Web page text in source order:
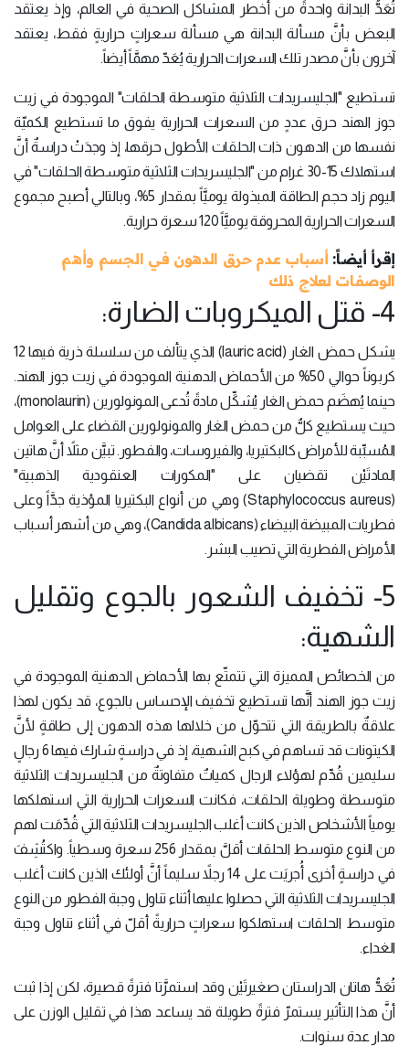
تُعَدُّ البدانة واحدةً من أخطر المشاكل الصحية في العالم، وإذ يعتقد
البعض بأنَّ مسألة البدانة هي مسألة سعراتٍ حراريةٍ فقط، يعتقد
آخرون بأنَّ مصدر تلك السعرات الحرارية يُعَدّ مهمَّاً أيضاً.
تستطيع "الجليسريدات الثلاثية متوسطة الحلقات" الموجودة في زيت
جوز الهند حرق عددٍ من السعرات الحرارية يفوق ما تستطيع الكميّة
نفسها من الدهون ذات الحلقات الأطول حرقها، إذ وجدَتْ دراسةٌ أنَّ
استهلاك 15-30 غرام من "الجليسريدات الثلاثية متوسطة الحلقات" في
اليوم زاد حجم الطاقة المبذولة يوميَّاً بمقدار 5%، وبالتالي أصبح مجموع
السعرات الحرارية المحروقة يوميَّاً 120 سعرة حرارية.
إقرأ أيضاً: أسباب عدم حرق الدهون في الجسم وأهم
الوصفات لعلاج ذلك
4- قتل الميكروبات الضارة:
يشكل حمض الغار (lauric acid) الذي يتألف من سلسلة ذرية فيها 12
كربوناً حوالي 50% من الأحماض الدهنية الموجودة في زيت جوز الهند.
حينما يُهضَم حمض الغار يُشكِّل مادةً تُدعى المونولورين (monolaurin)،
حيث يستطيع كلٌّ من حمض الغار والمونولورين القضاء على العوامل
المُسبِّبة للأمراض كالبكتيريا، والفيروسات، والفطور. تبيَّن مثلاً أنَّ هاتين
المادتَيْن تقضيان على "المكورات العنقودية الذهبية"
(Staphylococcus aureus) وهي من أنواع البكتيريا المؤذية جدَّاً وعلى
فطريات المبيضة البيضاء (Candida albicans)، وهي من أشهر أسباب
الأمراض الفطرية التي تصيب البشر.
5- تخفيف الشعور بالجوع وتقليل
الشهية:
من الخصائص المميزة التي تتمتّع بها الأحماض الدهنية الموجودة في
زيت جوز الهند أنَّها تستطيع تخفيف الإحساس بالجوع، قد يكون لهذا
علاقةٌ بالطريقة التي تتحوّل من خلالها هذه الدهون إلى طاقةٍ لأنَّ
الكيتونات قد تساهم في كبح الشهية، إذ في دراسةٍ شارك فيها 6 رجالٍ
سليمين قُدِّم لهؤلاء الرجال كمياتٌ متفاوتةٌ من الجليسريدات الثلاثية
متوسطة وطويلة الحلقات، فكانت السعرات الحرارية التي استهلكها
يومياً الأشخاص الذين كانت أغلب الجليسريدات الثلاثية التي قُدِّمَت لهم
من النوع متوسط الحلقات أقلَّ بمقدار 256 سعرة وسطياً. واكتُشِفَ
في دراسةٍ أخرى أُجريَت على 14 رجلاً سليماً أنَّ أولئك الذين كانت أغلب
الجليسريدات الثلاثية التي حصلوا عليها أثناء تناول وجبة الفطور من النوع
متوسط الحلقات استهلكوا سعراتٍ حراريةً أقلّ في أثناء تناول وجبة
الغداء.
تُعَدُّ هاتان الدراستان صغيرتَيْن وقد استمرَّتا فترةً قصيرة، لكن إذا ثبت
أنَّ هذا التأثير يستمرّ فترةً طويلة قد يساعد هذا في تقليل الوزن على
مدار عدة سنوات.